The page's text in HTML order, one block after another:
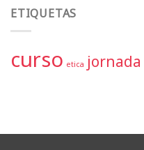
ETIQUETAS
curso etica jornada